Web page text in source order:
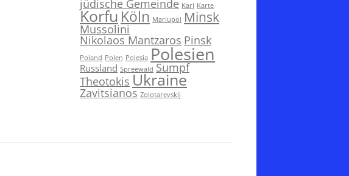
jüdische Gemeinde Karl Karte
KorfuKöln Mariupol Minsk
Mussolini
Nikolaos Mantzaros Pinsk
Poland Polen Polesia Polesien
Russland Spreewald Sumpf
Theotokis Ukraine
Zavitsianos Zolotarevskij